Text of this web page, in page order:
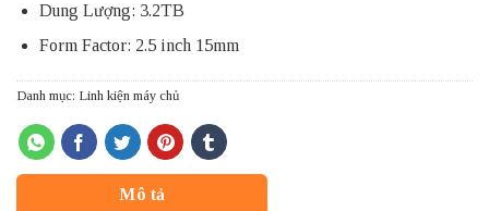
Dung Lượng: 3.2TB
Form Factor: 2.5 inch 15mm
Danh mục: Linh kiện máy chủ
Mô tả